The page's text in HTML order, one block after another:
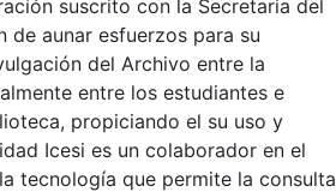
suscrito con la Secretaria del
de aunar esfuerzos para su
del Archivo entre la
entre los estudiantes e
propiciando el su uso y
Icesi es un colaborador en el
tecnología que permite la consulta